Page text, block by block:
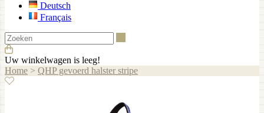
Deutsch
Français
Uw winkelwagen is leeg!
Home > QHP gevoerd halster stripe